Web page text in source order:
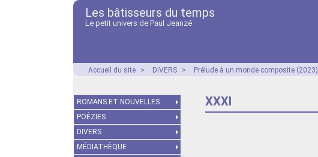
Les bâtisseurs du temps
Le petit univers de Paul Jeanzé
Accueil du site > DIVERS > Prélude à un monde composite (2023)
XXXI
ROMANS ET NOUVELLES
POÉZIES
DIVERS
MÉDIATHÈQUE